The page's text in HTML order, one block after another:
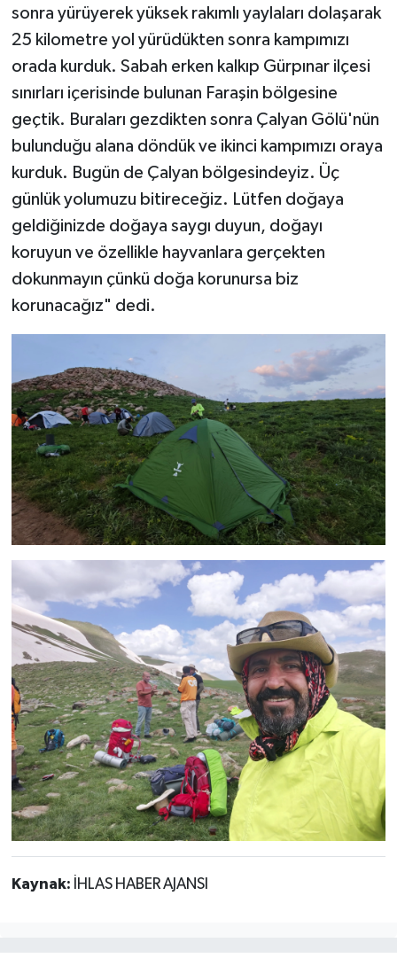
sonra yürüyerek yüksek rakımlı yaylaları dolaşarak
25 kilometre yol yürüdükten sonra kampımızı
orada kurduk. Sabah erken kalkıp Gürpınar ilçesi
sınırları içerisinde bulunan Faraşin bölgesine
geçtik. Buraları gezdikten sonra Çalyan Gölü'nün
bulunduğu alana döndük ve ikinci kampımızı oraya
kurduk. Bugün de Çalyan bölgesindeyiz. Üç
günlük yolumuzu bitireceğiz. Lütfen doğaya
geldiğinizde doğaya saygı duyun, doğayı
koruyun ve özellikle hayvanlara gerçekten
dokunmayın çünkü doğa korunursa biz
korunacağız" dedi.
Kaynak: İHLAS HABER AJANSI